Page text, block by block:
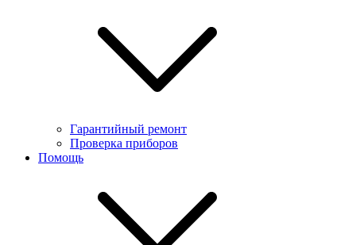
Гарантийный ремонт
Проверка приборов
Помощь